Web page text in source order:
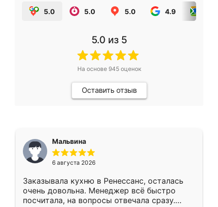
5.0 5.0 5.0 4.9
5.0 из 5
На основе 945оценок
Оставить отзыв
Мальвина
6 августа 2026
Заказывала кухню в Ренессанс, осталась
очень довольна. Менеджер всё быстро
посчитала, на вопросы отвечала сразу.